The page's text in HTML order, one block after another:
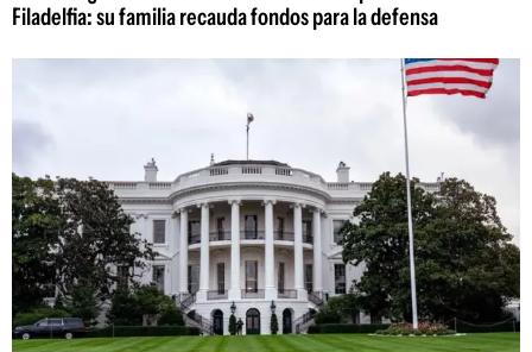
Filadelfia: su familia recauda fondos para la defensa